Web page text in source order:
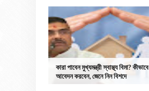
কারা পাবেন মুখ্যমন্ত্রী স্বাস্থ্য বিমা? কীভাবে
আবেদন করবেন, জেনে নিন বিশদে